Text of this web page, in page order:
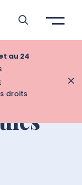
au 24
droits